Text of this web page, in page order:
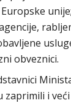
unije;
obveznici.
zaprimili i